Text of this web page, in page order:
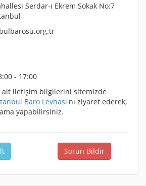
Serdar-ı Ekrem Sokak No:7
- 17:00
ait iletişim bilgilerini sitemizde
Baro Levhası'nı ziyaret ederek,
yapabilirsiniz.
Sorun Bildir